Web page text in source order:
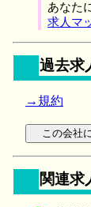
あなた
求人マ
過去求
→規約
関連求